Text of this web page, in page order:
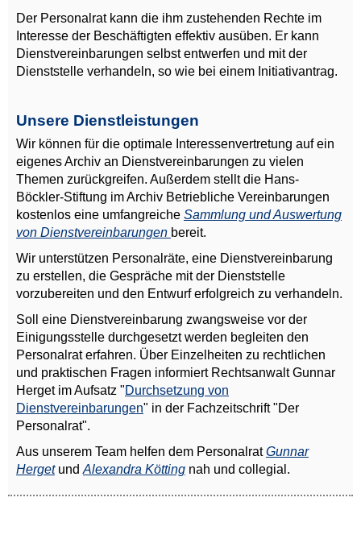
Der Personalrat kann die ihm zustehenden Rechte im
Interesse der Beschäftigten effektiv ausüben. Er kann
Dienstvereinbarungen selbst entwerfen und mit der
Dienststelle verhandeln, so wie bei einem Initiativantrag.
Unsere Dienstleistungen
Wir können für die optimale Interessenvertretung auf ein
eigenes Archiv an Dienstvereinbarungen zu vielen
Themen zurückgreifen. Außerdem stellt die Hans-
Böckler-Stiftung im Archiv Betriebliche Vereinbarungen
kostenlos eine umfangreiche Sammlung und Auswertung
von Dienstvereinbarungen bereit.
Wir unterstützen Personalräte, eine Dienstvereinbarung
zu erstellen, die Gespräche mit der Dienststelle
vorzubereiten und den Entwurf erfolgreich zu verhandeln.
Soll eine Dienstvereinbarung zwangsweise vor der
Einigungsstelle durchgesetzt werden begleiten den
Personalrat erfahren. Über Einzelheiten zu rechtlichen
und praktischen Fragen informiert Rechtsanwalt Gunnar
Herget im Aufsatz "Durchsetzung von
Dienstvereinbarungen" in der Fachzeitschrift "Der
Personalrat".
Aus unserem Team helfen dem PersonalratGunnar
Hergetund Alexandra Kötting nah und collegial.